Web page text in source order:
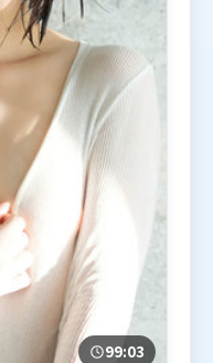
99:03